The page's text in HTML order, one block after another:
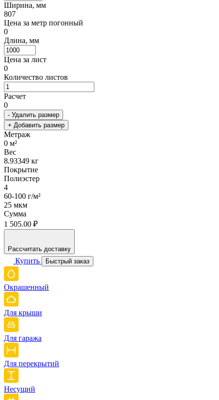
Ширина, мм
807
Цена за метр погонный
0
Длина, мм
Цена за лист
0
Количество листов
Расчет
0
- Удалить размер
+ Добавить размер
Метраж
0 м²
Вес
8.93349 кг
Покрытие
Полиэстер
4
60-100 г/м²
25 мкм
Сумма
1 505.00 ₽
Рассчитать доставку
Купить Быстрый заказ
Окрашенный
Для крыши
Для гаража
Для перекрытий
Несущий